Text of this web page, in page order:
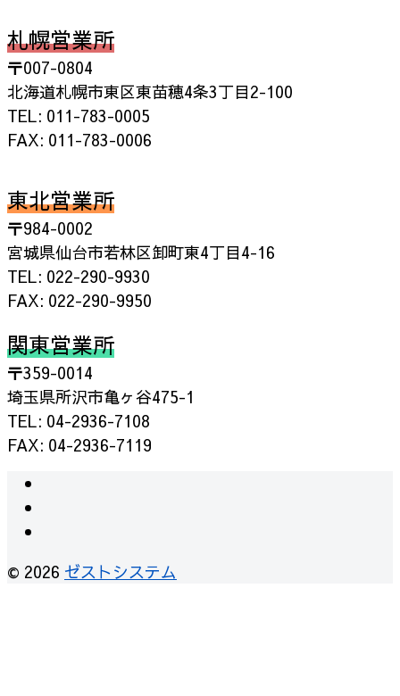
札幌営業所
〒007-0804
北海道札幌市東区東苗穂4条3丁目2-100
TEL: 011-783-0005
FAX: 011-783-0006
東北営業所
〒984-0002
宮城県仙台市若林区卸町東4丁目4-16
TEL: 022-290-9930
FAX: 022-290-9950
関東営業所
〒359-0014
埼玉県所沢市亀ヶ谷475-1
TEL: 04-2936-7108
FAX: 04-2936-7119
© 2026 ゼストシステム